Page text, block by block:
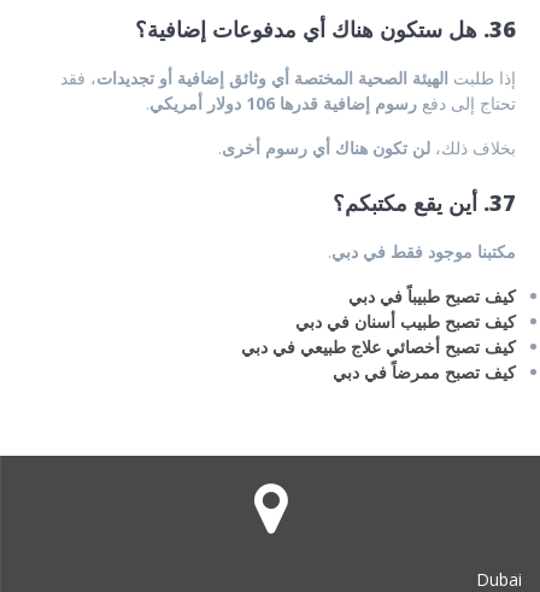
36. هل ستكون هناك أي مدفوعات إضافية؟
إذا طلبت الهيئة الصحية المختصة أي وثائق إضافية أو تجديدات، فقد
تحتاج إلى دفع رسوم إضافية قدرها 106 دولار أمريكي
.
بخلاف ذلك، لن تكون هناك أي رسوم أخرى.
37. أين يقع مكتبكم؟
مكتبنا موجود فقط في دبي.
كيف تصبح طبيباً في دبي
كيف تصبح طبيب أسنان في دبي
كيف تصبح أخصائي علاج طبيعي في دبي
كيف تصبح ممرضاً في دبي
Dubai